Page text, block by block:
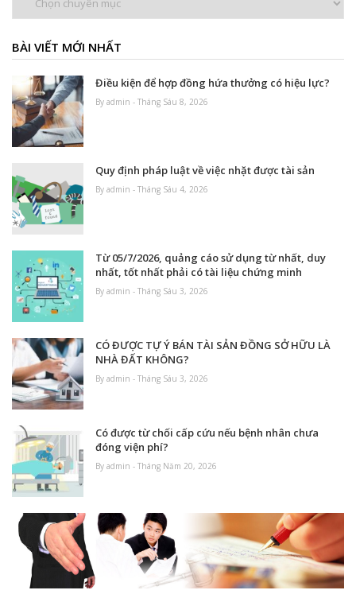
BÀI VIẾT MỚI NHẤT
Điều kiện để hợp đồng hứa thưởng có hiệu lực?
By admin - Tháng Sáu 8, 2026
Quy định pháp luật về việc nhặt được tài sản
By admin - Tháng Sáu 4, 2026
Từ 05/7/2026, quảng cáo sử dụng từ nhất, duy
nhất, tốt nhất phải có tài liệu chứng minh
By admin - Tháng Sáu 3, 2026
CÓ ĐƯỢC TỰ Ý BÁN TÀI SẢN ĐỒNG SỞ HỮU LÀ
NHÀ ĐẤT KHÔNG?
By admin - Tháng Sáu 3, 2026
Có được từ chối cấp cứu nếu bệnh nhân chưa
đóng viện phí?
By admin - Tháng Năm 20, 2026